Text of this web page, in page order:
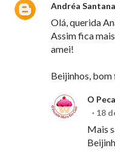
Andréa Santana
Olá, querida
Assim fica
amei!
Beijinhos, bom
O
18
Mais